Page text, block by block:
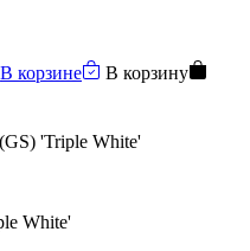
В корзине
В корзину
White'